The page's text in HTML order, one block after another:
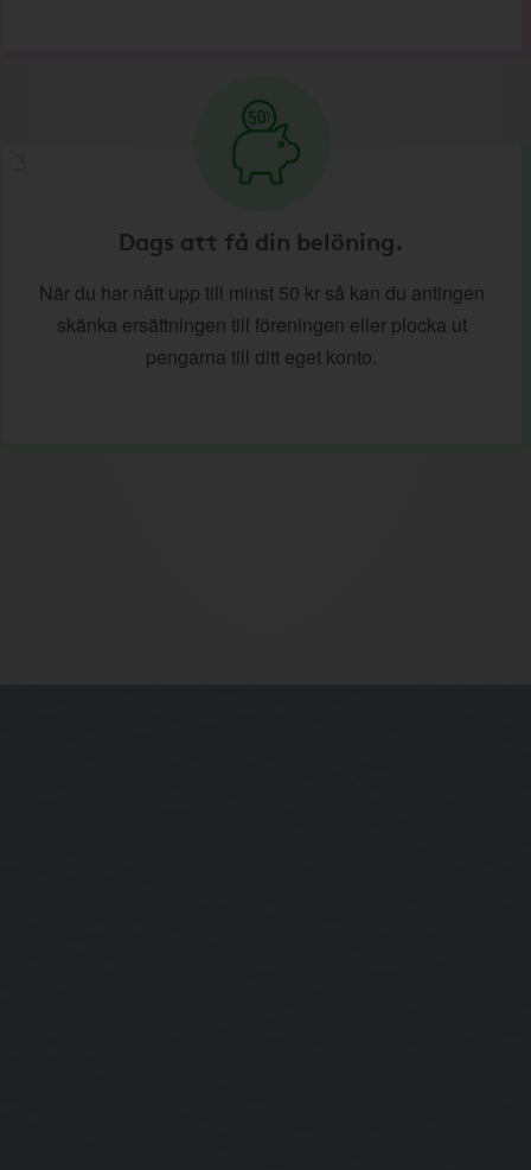
Dags att få din belöning.
När du har nått upp till minst 50 kr så kan du antingen
skänka ersättningen till föreningen eller plocka ut
pengarna till ditt eget konto.